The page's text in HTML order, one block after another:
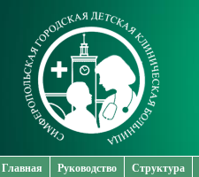
Главная Руководство Структура